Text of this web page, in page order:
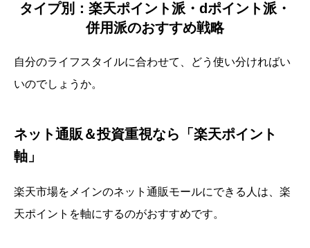
タイプ別：楽天ポイント派・dポイント派・
併用派のおすすめ戦略
自分のライフスタイルに合わせて、どう使い分ければい
いのでしょうか。
ネット通販＆投資重視なら「楽天ポイント
軸」
楽天市場をメインのネット通販モールにできる人は、楽
天ポイントを軸にするのがおすすめです。